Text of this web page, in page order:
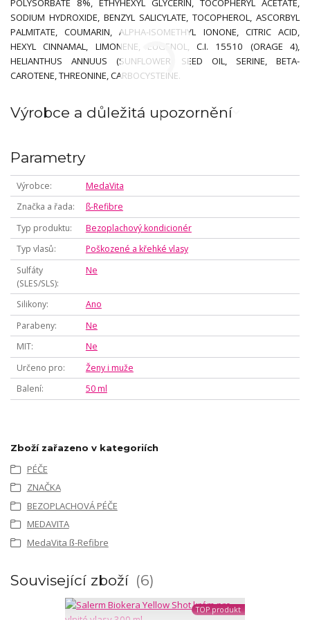
SODIUM HYDROXIDE, BENZYL SALICYLATE, TOCOPHEROL, ASCORBYL
PALMITATE, COUMARIN, ALPHA-ISOMETHYL IONONE, CITRIC ACID,
HEXYL CINNAMAL, LIMONENE, EUGENOL, C.I. 15510 (ORAGE 4),
HELIANTHUS ANNUUS (SUNFLOWER) SEED OIL, SERINE, BETA-
CAROTENE, THREONINE, CARBOCYSTEINE.
Výrobce a důležitá upozornění
Parametry
Výrobce
MedaVita
Značka a řada
ß-Refibre
Typ produktu
Bezoplachový kondicionér
Typ vlasů
Poškozené a křehké vlasy
Sulfáty
(SLES/SLS)
Ne
Silikony
Ano
Parabeny
Ne
MIT
Ne
Určeno pro
Ženy i muže
Balení
50 ml
Zboží zařazeno v kategoriích
PÉČE
ZNAČKA
BEZOPLACHOVÁ PÉČE
MEDAVITA
MedaVita ß-Refibre
Související zboží 6
TOP produkt